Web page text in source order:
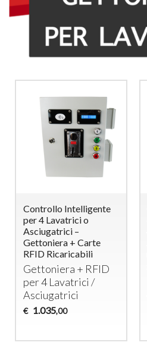
Controllo Intelligente
per 4 Lavatrici o
Asciugatrici –
Gettoniera + Carte
RFID Ricaricabili
Gettoniera + RFID
per 4 Lavatrici /
Asciugatrici
€ 1.035,00